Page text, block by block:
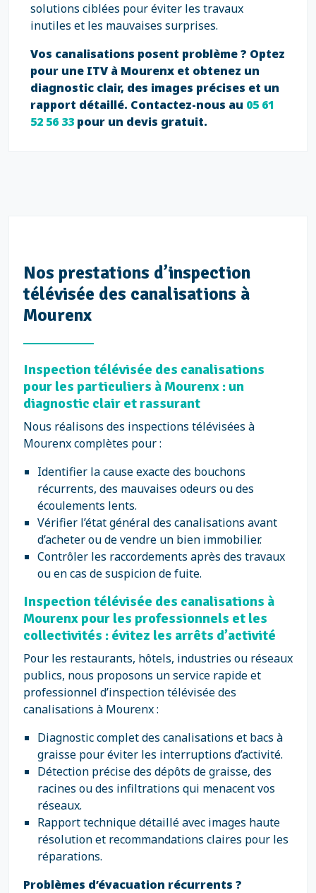
solutions ciblées pour éviter les travaux
inutiles et les mauvaises surprises.
Vos canalisations posent problème ? Optez
pour une ITV à Mourenx et obtenez un
diagnostic clair, des images précises et un
rapport détaillé. Contactez-nous au 05 61
52 56 33 pour un devis gratuit.
Nos prestations d’inspection
télévisée des canalisations à
Mourenx
Inspection télévisée des canalisations
pour les particuliers à Mourenx : un
diagnostic clair et rassurant
Nous réalisons des inspections télévisées à
Mourenx complètes pour :
Identifier la cause exacte des bouchons
récurrents, des mauvaises odeurs ou des
écoulements lents.
Vérifier l’état général des canalisations avant
d’acheter ou de vendre un bien immobilier.
Contrôler les raccordements après des travaux
ou en cas de suspicion de fuite.
Inspection télévisée des canalisations à
Mourenx pour les professionnels et les
collectivités : évitez les arrêts d’activité
Pour les restaurants, hôtels, industries ou réseaux
publics, nous proposons un service rapide et
professionnel d’inspection télévisée des
canalisations à Mourenx :
Diagnostic complet des canalisations et bacs à
graisse pour éviter les interruptions d’activité.
Détection précise des dépôts de graisse, des
racines ou des infiltrations qui menacent vos
réseaux.
Rapport technique détaillé avec images haute
résolution et recommandations claires pour les
réparations.
Problèmes d’évacuation récurrents ?